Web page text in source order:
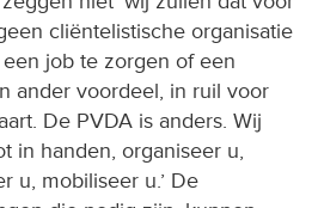
cliëntelistische organisatie
job te zorgen of een
ander voordeel, in ruil voor
De PVDA is anders. Wij
in handen, organiseer u,
u, mobiliseer u.’ De